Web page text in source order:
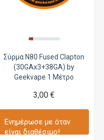
Σύρμα N80 Fused Clapton
(30GAx3+38GA) by
Geekvape 1 Μέτρο
3,00 €
Ενημέρωσε με όταν
είναι διαθέσιμο!